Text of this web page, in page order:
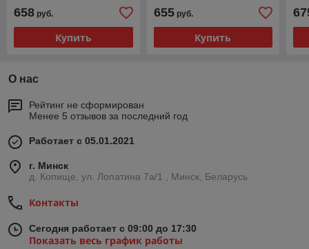
658 руб.
Купить
655руб.
Купить
О нас
Рейтинг не сформирован
Менее 5 отзывов за последний год
Работает с 05.01.2021
г. Минск
д. Копище, ул. Лопатина 7а/1 , Минск, Беларусь
Контакты
Сегодня работает с 09:00 до 17:30
Показать весь график работы